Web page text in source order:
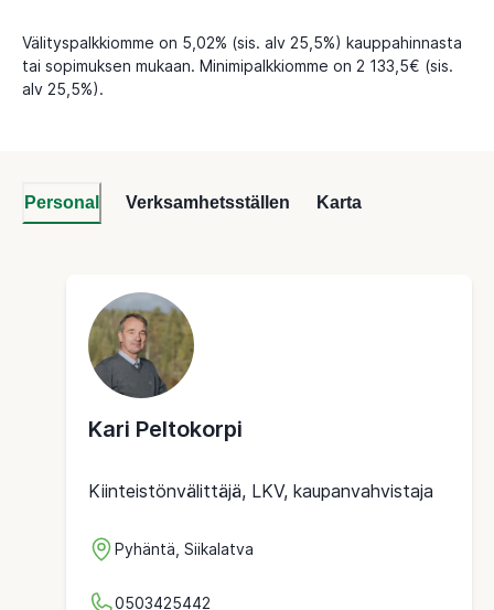
Välityspalkkiomme on 5,02% (sis. alv 25,5%) kauppahinnasta
tai sopimuksen mukaan. Minimipalkkiomme on 2 133,5€ (sis.
alv 25,5%).
Personal Verksamhetsställen Karta
Kari Peltokorpi
Kiinteistönvälittäjä, LKV, kaupanvahvistaja
Pyhäntä, Siikalatva
0503425442